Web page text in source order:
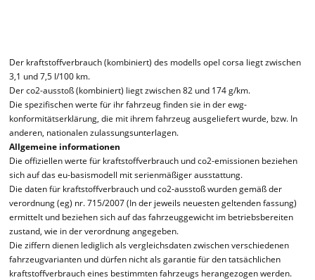
Der kraftstoffverbrauch (kombiniert) des modells opel corsa liegt zwischen
3,1 und 7,5 l/100 km.
Der co2-ausstoß (kombiniert) liegt zwischen 82 und 174 g/km.
Die spezifischen werte für ihr fahrzeug finden sie in der ewg-
konformitätserklärung, die mit ihrem fahrzeug ausgeliefert wurde, bzw. In
anderen, nationalen zulassungsunterlagen.
Allgemeine informationen
Die offiziellen werte für kraftstoffverbrauch und co2-emissionen beziehen
sich auf das eu-basismodell mit serienmäßiger ausstattung.
Die daten für kraftstoffverbrauch und co2-ausstoß wurden gemäß der
verordnung (eg) nr. 715/2007 (In der jeweils neuesten geltenden fassung)
ermittelt und beziehen sich auf das fahrzeuggewicht im betriebsbereiten
zustand, wie in der verordnung angegeben.
Die ziffern dienen lediglich als vergleichsdaten zwischen verschiedenen
fahrzeugvarianten und dürfen nicht als garantie für den tatsächlichen
kraftstoffverbrauch eines bestimmten fahrzeugs herangezogen werden.